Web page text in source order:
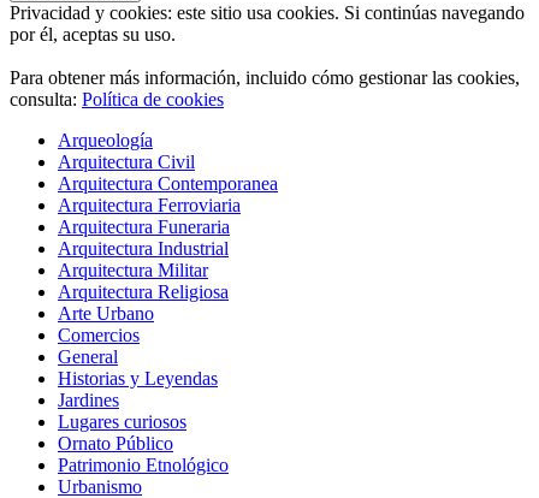
Privacidad y cookies: este sitio usa cookies. Si continúas navegando
por él, aceptas su uso.
Para obtener más información, incluido cómo gestionar las cookies,
consulta: Política de cookies
Arqueología
Arquitectura Civil
Arquitectura Contemporanea
Arquitectura Ferroviaria
Arquitectura Funeraria
Arquitectura Industrial
Arquitectura Militar
Arquitectura Religiosa
Arte Urbano
Comercios
General
Historias y Leyendas
Jardines
Lugares curiosos
Ornato Público
Patrimonio Etnológico
Urbanismo